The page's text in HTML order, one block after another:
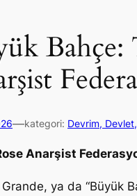
—kategori: Devrim,
Anarşist
ya da “Büyük